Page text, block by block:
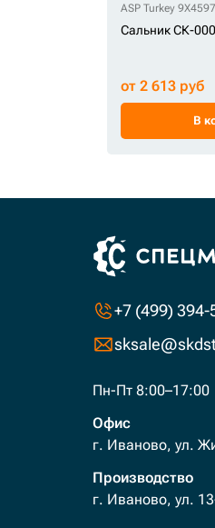
ASP Turkey 9X4597
Сальник СК-
от 2 613 руб
В
+7 (499) 394-
Пн-Пт 8:00–17:00
Офис
г. Иваново, ул.
Производство
г. Иваново, ул.